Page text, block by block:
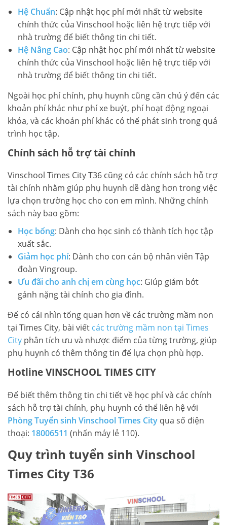
Hệ Chuẩn: Cập nhật học phí mới nhất từ website
chính thức của Vinschool hoặc liên hệ trực tiếp với
nhà trường để biết thông tin chi tiết.
Hệ Nâng Cao: Cập nhật học phí mới nhất từ website
chính thức của Vinschool hoặc liên hệ trực tiếp với
nhà trường để biết thông tin chi tiết.
Ngoài học phí chính, phụ huynh cũng cần chú ý đến các
khoản phí khác như phí xe buýt, phí hoạt động ngoại
khóa, và các khoản phí khác có thể phát sinh trong quá
trình học tập.
Chính sách hỗ trợ tài chính
Vinschool Times City T36 cũng có các chính sách hỗ trợ
tài chính nhằm giúp phụ huynh dễ dàng hơn trong việc
lựa chọn trường học cho con em mình. Những chính
sách này bao gồm:
Học bổng: Dành cho học sinh có thành tích học tập
xuất sắc.
Giảm học phí: Dành cho con cán bộ nhân viên Tập
đoàn Vingroup.
Ưu đãi cho anh chị em cùng học: Giúp giảm bớt
gánh nặng tài chính cho gia đình.
Để có cái nhìn tổng quan hơn về các trường mầm non
tại Times City, bài viết các trường mầm non tại Times
City phân tích ưu và nhược điểm của từng trường, giúp
phụ huynh có thêm thông tin để lựa chọn phù hợp.
Hotline VINSCHOOL TIMES CITY
Để biết thêm thông tin chi tiết về học phí và các chính
sách hỗ trợ tài chính, phụ huynh có thể liên hệ với
Phòng Tuyển sinh Vinschool Times City qua số điện
thoại: 18006511 (nhấn máy lẻ 110).
Quy trình tuyển sinh Vinschool
Times City T36